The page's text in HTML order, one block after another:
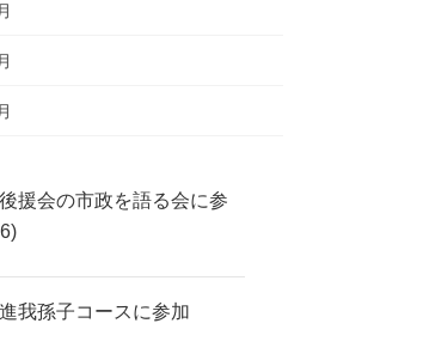
援会の市政を語る会に参
我孫子コースに参加